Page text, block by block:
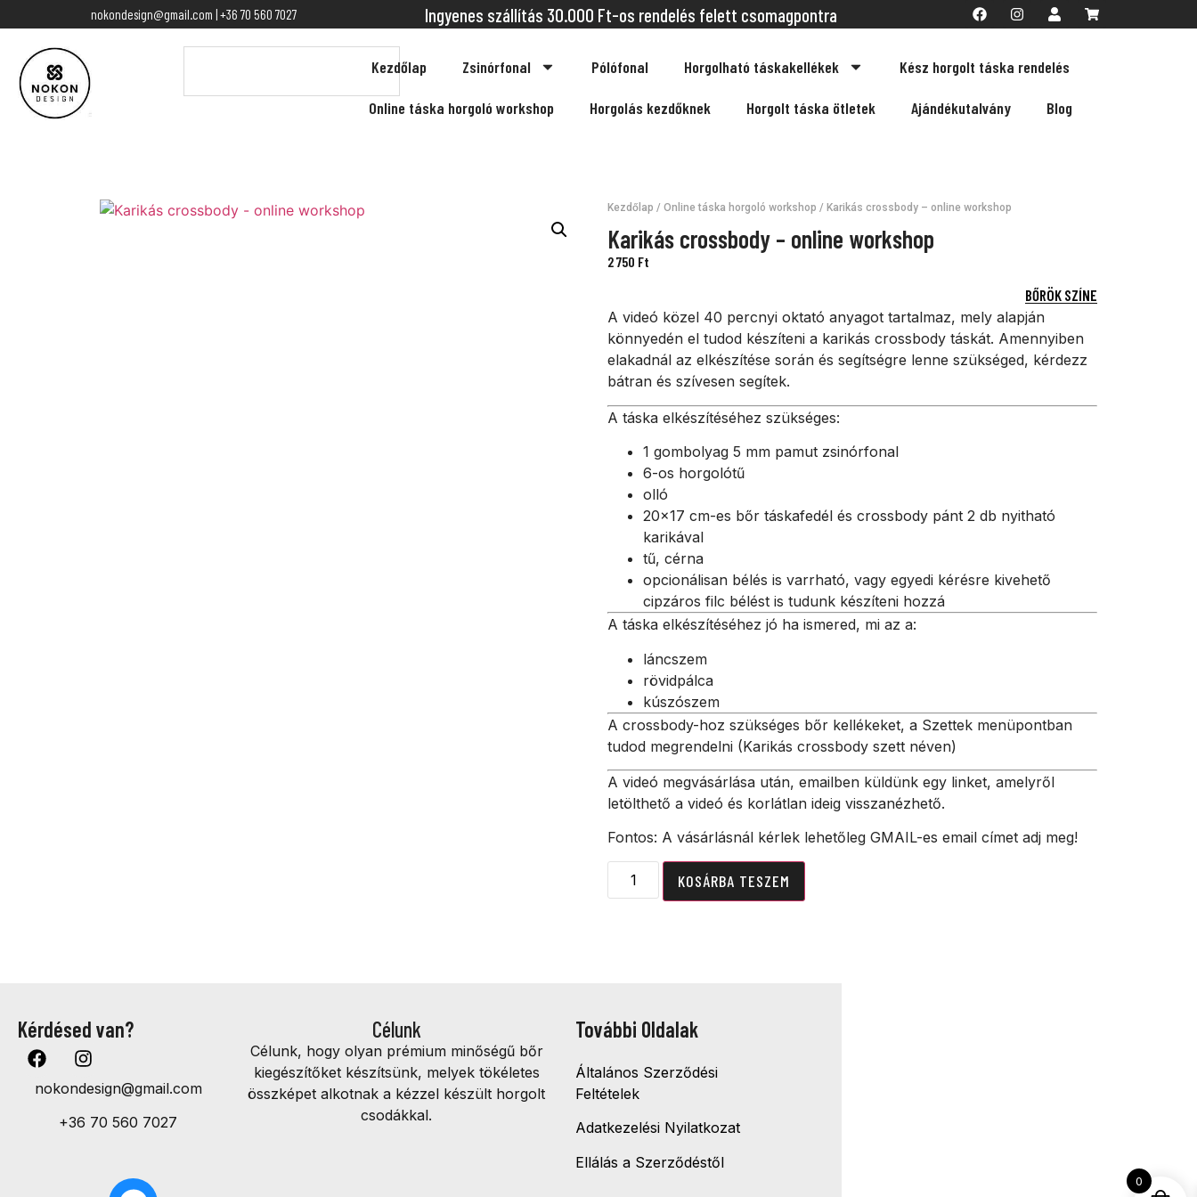
nokondesign@gmail.com | +36 70 560 7027 Ingyenes szállítás 30.000 Ft-os rendelés felett csomagpontra
Kezdőlap Zsinórfonal Pólófonal Horgolható táskakellékek Kész horgolt táska rendelés
Online táska horgoló workshop Horgolás kezdőknek Horgolt táska ötletek Ajándékutalvány Blog
Kezdőlap / Online táska horgoló workshop / Karikás crossbody – online workshop
Karikás crossbody – online workshop
2 750 Ft
BŐRÖK SZÍNE
A videó közel 40 percnyi oktató anyagot tartalmaz, mely alapján
könnyedén el tudod készíteni a karikás crossbody táskát. Amennyiben
elakadnál az elkészítése során és segítségre lenne szükséged, kérdezz
bátran és szívesen segítek.
A táska elkészítéséhez szükséges:
1 gombolyag 5 mm pamut zsinórfonal
6-os horgolótű
olló
20×17 cm-es bőr táskafedél és crossbody pánt 2 db nyitható
karikával
tű, cérna
opcionálisan bélés is varrható, vagy egyedi kérésre kivehető
cipzáros filc bélést is tudunk készíteni hozzá
A táska elkészítéséhez jó ha ismered, mi az a:
láncszem
rövidpálca
kúszószem
A crossbody-hoz szükséges bőr kellékeket, a Szettek menüpontban
tudod megrendelni (Karikás crossbody szett néven)
A videó megvásárlása után, emailben küldünk egy linket, amelyről
letölthető a videó és korlátlan ideig visszanézhető.
Fontos: A vásárlásnál kérlek lehetőleg GMAIL-es email címet adj meg!
KOSÁRBA TESZEM
Kérdésed van?
nokondesign@gmail.com
+36 70 560 7027
Célunk
Célunk, hogy olyan prémium minőségű bőr
kiegészítőket készítsünk, melyek tökéletes
összképet alkotnak a kézzel készült horgolt
csodákkal.
További Oldalak
Általános Szerződési
Feltételek
Adatkezelési Nyilatkozat
Ellálás a Szerződéstől
0